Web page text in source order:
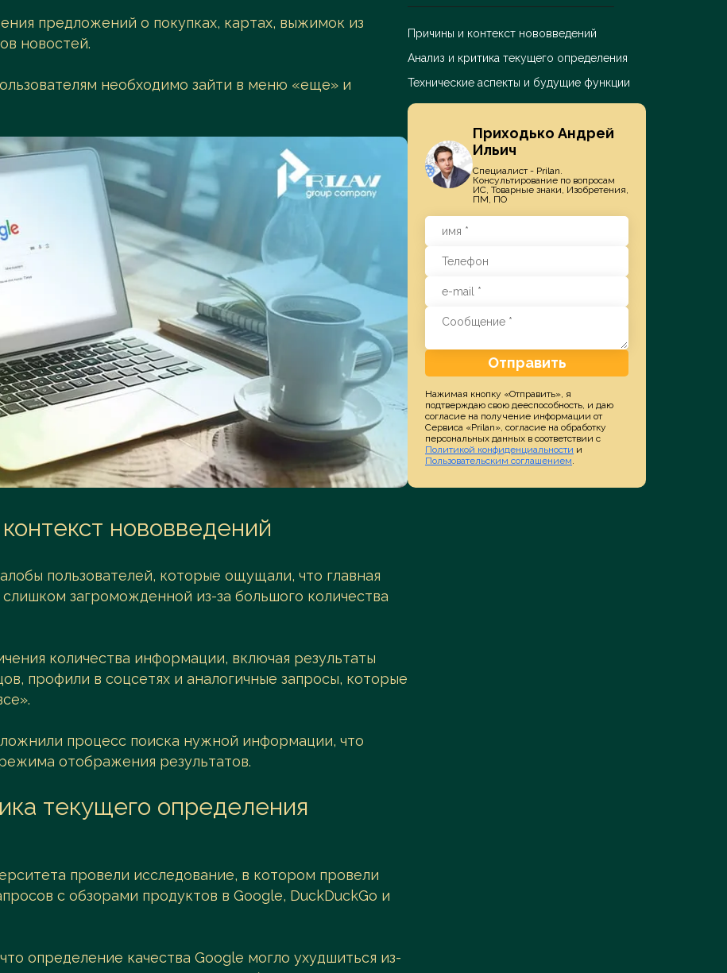
Заказать услугу
предложений о покупках, картах, выжимок из
новостей.
необходимо зайти в меню «еще» и
нововведений
пользователей, которые ощущали, что главная
загроможденной из-за большого количества
количества информации, включая результаты
профили в соцсетях и аналогичные запросы, которые
процесс поиска нужной информации, что
отображения результатов.
текущего определения
провели исследование, в котором провели
с обзорами продуктов в Google, DuckDuckGo и
определение качества Google могло ухудшиться из-
Причины и контекст нововведений
Анализ и критика текущего определения
Технические аспекты и будущие функции
Приходько Андрей
Ильич
Специалист - Prilan.
Консультирование по вопросам
ИС, Товарные знаки, Изобретения,
ПМ, ПО
Отправить
Нажимая кнопку «Отправить», я
подтверждаю свою дееспособность, и даю
согласие на получение информации от
Сервиса «Prilan», согласие на обработку
персональных данных в соответствии с
Политикой конфиденциальности и
Пользовательским соглашением